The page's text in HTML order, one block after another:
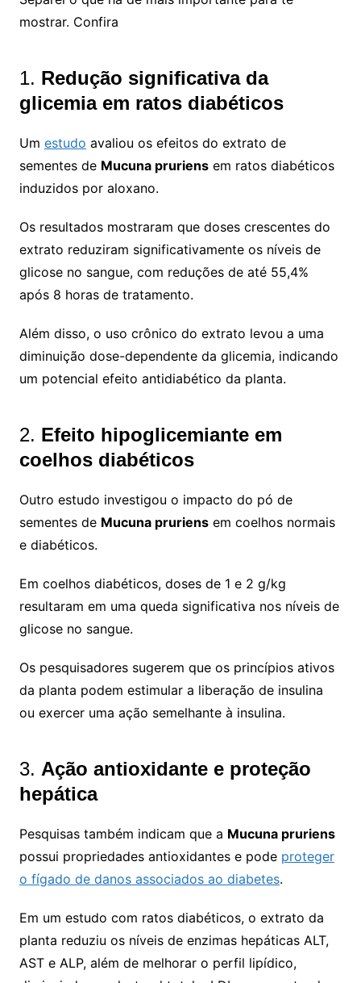
mostrar. Confira
1. Redução significativa da
glicemia em ratos diabéticos
Um estudo avaliou os efeitos do extrato de
sementes de Mucuna pruriensem ratos diabéticos
induzidos por aloxano.
Os resultados mostraram que doses crescentes do
extrato reduziram significativamente os níveis de
glicose no sangue, com reduções de até 55,4%
após 8 horas de tratamento.
Além disso, o uso crônico do extrato levou a uma
diminuição dose-dependente da glicemia, indicando
um potencial efeito antidiabético da planta.
2. Efeito hipoglicemiante em
coelhos diabéticos
Outro estudo investigou o impacto do pó de
sementes de Mucuna pruriensem coelhos normais
e diabéticos.
Em coelhos diabéticos, doses de 1 e 2 g/kg
resultaram em uma queda significativa nos níveis de
glicose no sangue.
Os pesquisadores sugerem que os princípios ativos
da planta podem estimular a liberação de insulina
ou exercer uma ação semelhante à insulina.
3. Ação antioxidante e proteção
hepática
Pesquisas também indicam que a Mucuna pruriens
possui propriedades antioxidantes e pode proteger
o fígado de danos associados ao diabetes.
Em um estudo com ratos diabéticos, o extrato da
planta reduziu os níveis de enzimas hepáticas ALT,
AST e ALP, além de melhorar o perfil lipídico,